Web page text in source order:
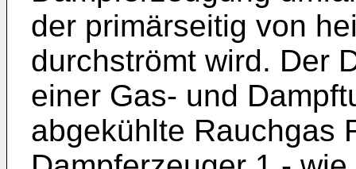
der primärseitig von
durchströmt wird. Der
einer Gas- und
abgekühlte Rauchgas